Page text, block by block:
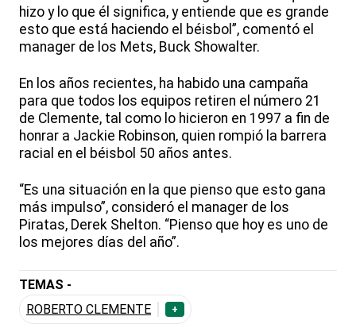
hizo y lo que él significa, y entiende que es grande
esto que está haciendo el béisbol”, comentó el
manager de los Mets, Buck Showalter.
En los años recientes, ha habido una campaña
para que todos los equipos retiren el número 21
de Clemente, tal como lo hicieron en 1997 a fin de
honrar a Jackie Robinson, quien rompió la barrera
racial en el béisbol 50 años antes.
“Es una situación en la que pienso que esto gana
más impulso”, consideró el manager de los
Piratas, Derek Shelton. “Pienso que hoy es uno de
los mejores días del año”.
TEMAS -
ROBERTO CLEMENTE
+